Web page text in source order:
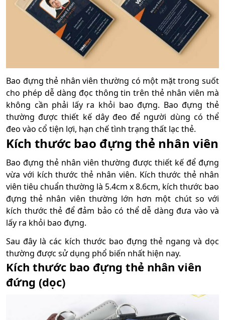
Bao đựng thẻ nhân viên thường có một mặt trong suốt
cho phép dễ dàng đọc thông tin trên thẻ nhân viên mà
không cần phải lấy ra khỏi bao đựng. Bao đựng thẻ
thường được thiết kế dây đeo để người dùng có thể
đeo vào cổ tiện lợi, hạn chế tình trạng thất lạc thẻ.
Kích thước bao đựng thẻ nhân viên
Bao đựng thẻ nhân viên thường được thiết kế để đựng
vừa với kích thước thẻ nhân viên. Kích thước thẻ nhân
viên tiêu chuẩn thường là 5.4cm x 8.6cm, kích thước bao
đựng thẻ nhân viên thường lớn hơn một chút so với
kích thước thẻ để đảm bảo có thể dễ dàng đưa vào và
lấy ra khỏi bao đựng.
Sau đây là các kích thước bao đựng thẻ ngang và dọc
thường được sử dụng phổ biến nhất hiện nay.
Kích thước bao đựng thẻ nhân viên
đứng (dọc)